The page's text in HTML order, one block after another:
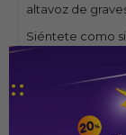
altavoz de
Siéntete como
mientras se
culminante.
favorita. Tus
convierten en
más vívida y